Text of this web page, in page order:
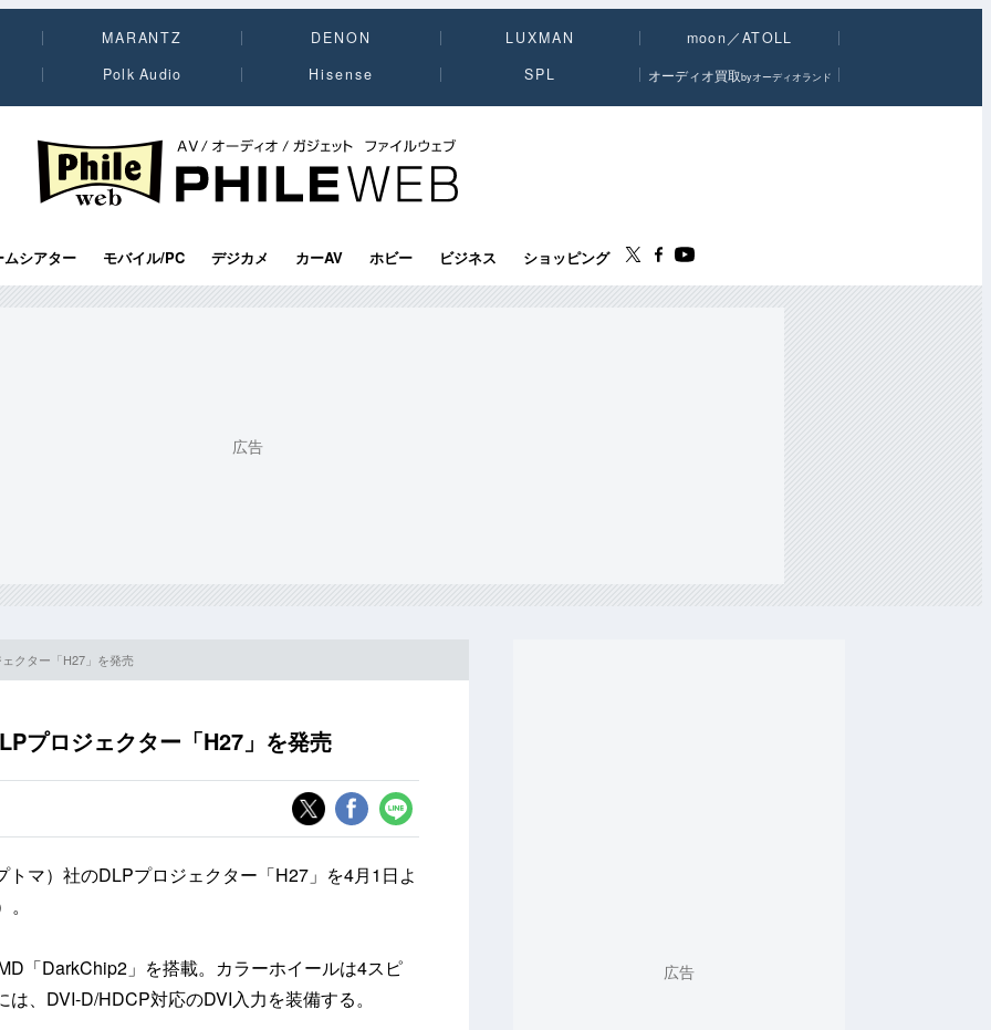
MARANTZ DENON LUXMAN
moon／ATOLL
Polk Audio
Hisense SPL オーディオ買取byオーディオランド
PHILE WEB｜AV/オーディオ/ガジェット
ムシアター モバイル/PC デジカメ カーAV ホビー ビジネス ショッピング
クター「H27」を発売
プロジェクター「H27」を発売
マ）社のDLPプロジェクター「H27」を4月1日よ
「DarkChip2」を搭載。カラーホイールは4スピ
、DVI-D/HDCP対応のDVI入力を装備する。